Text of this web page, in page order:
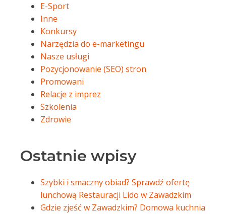
E-Sport
Inne
Konkursy
Narzędzia do e-marketingu
Nasze usługi
Pozycjonowanie (SEO) stron
Promowani
Relacje z imprez
Szkolenia
Zdrowie
Ostatnie wpisy
Szybki i smaczny obiad? Sprawdź ofertę
lunchową Restauracji Lido w Zawadzkim
Gdzie zjeść w Zawadzkim? Domowa kuchnia